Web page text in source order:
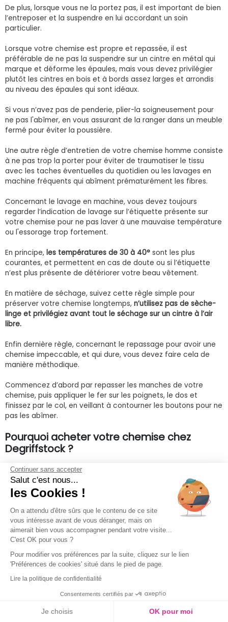
De plus, lorsque vous ne la portez pas, il est important de bien
l’entreposer et la suspendre en lui accordant un soin
particulier.
Lorsque votre chemise est propre et repassée, il est
préférable de ne pas la suspendre sur un cintre en métal qui
marque et déforme les épaules, mais vous devez privilégier
plutôt les cintres en bois et à bords assez larges et arrondis
au niveau des épaules qui sont idéaux.
Si vous n’avez pas de penderie, plier-la soigneusement pour
ne pas l'abîmer, en vous assurant de la ranger dans un meuble
fermé pour éviter la poussière.
Une autre règle d’entretien de votre chemise homme consiste
à ne pas trop la porter pour éviter de traumatiser le tissu
avec les taches éventuelles du quotidien ou les lavages en
machine fréquents qui abîment prématurément les fibres.
Concernant le lavage en machine, vous devez toujours
regarder l’indication de lavage sur l’étiquette présente sur
votre chemise pour ne pas laver à une mauvaise température
ou l'essorage trop fortement.
En principe, les températures de 30 à 40° sont les plus
courantes, et permettent en cas de doute ou si l’étiquette
n’est plus présente de détériorer votre beau vêtement.
En matière de séchage, suivez cette règle simple pour
préserver votre chemise longtemps, n’utilisez pas de sèche-
linge et privilégiez avant tout le séchage sur un cintre à l’air
libre.
Enfin dernière règle, concernant le repassage pour avoir une
chemise impeccable, et qui dure, vous devez faire cela de
manière méthodique.
Commencez d’abord par repasser les manches de votre
chemise, puis appliquer le fer sur les poignets, le dos et
finissez par le col, en veillant à contourner les boutons pour ne
pas les abîmer.
Pourquoi acheter votre chemise chez
Degriffstock ?
Donnez du style à votre tenue : Casual, à la pointe de la
mode, élégante, sophistiquée ou sportive, la chemise évoque
toute une palette de personnalités masculines.
Symbole de la virilité par excellence, elle se décline dans de
multiples styles, formes et couleurs.
Du noir ou du blanc classique, en passant par le carreau
bûcheron ultra tendance et par une multitude de couleurs
tantôt originales, tantôt classiques.
De la coupe droite indémodable, au cintré sexy à la
chemisette légère ou en lin, sobre ou excentrique, la chemise
Continuer sans accepter
Salut c'est nous...
les Cookies !
On a attendu d'être sûrs que le contenu de ce site
vous intéresse avant de vous déranger, mais on
aimerait bien vous accompagner pendant votre visite...
C'est OK pour vous ?
Pour modifier vos préférences par la suite, cliquez sur le lien
'Préférences de cookies' situé dans le pied de page.
Lire la politique de confidentialité
Consentements certifiés par
Je choisis OK pour moi